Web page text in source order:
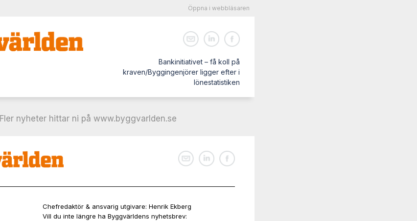
Öppna i webbläsaren
Bankinitiativet – få koll på
kraven/Byggingenjörer ligger efter i
lönestatistiken
Fler nyheter hittar ni på www.byggvarlden.se
Chefredaktör & ansvarig utgivare: Henrik Ekberg
Vill du inte längre ha Byggvärldens nyhetsbrev: